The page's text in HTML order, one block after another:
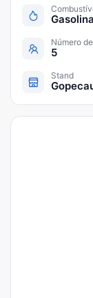
Gasolina
Número
5
Stand